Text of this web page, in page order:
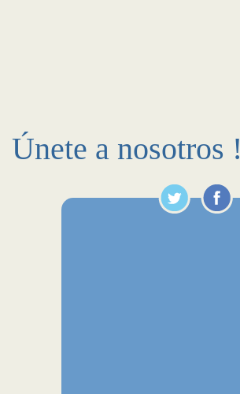
Únete a nosotros !